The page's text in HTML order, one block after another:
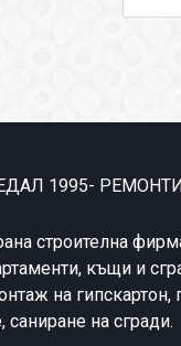
1995-
строителна
къщи и
на гипскартон,
на сгради.